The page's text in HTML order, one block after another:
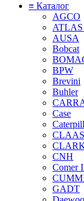
≡ Каталог
AGCO
ATLAS
AUSA
Bobcat
BPW
Brevini
Buhler
Case
CLAAS
CNH
Comer
GADT